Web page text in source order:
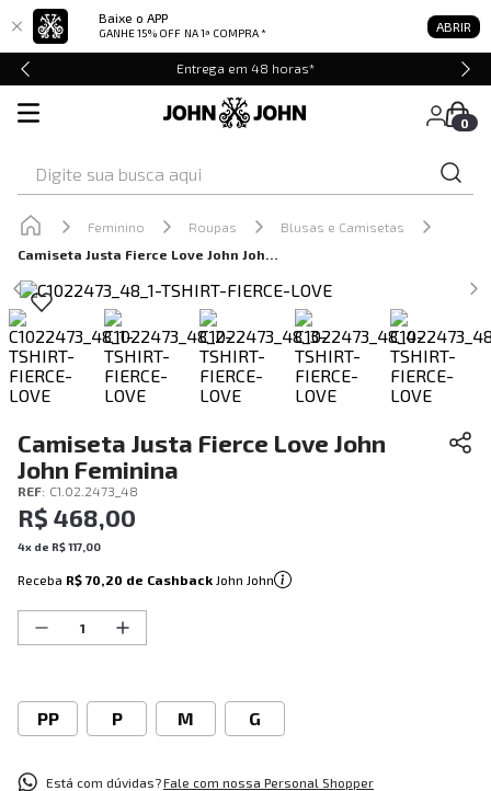
Baixe o APP
GANHE 15% OFF NA 1ª COMPRA * ABRIR
Entrega em 48 horas*
0
Feminino Roupas
Blusas e Camisetas
Camiseta Justa Fierce Love John John Feminina
Camiseta Justa Fierce Love John
John Feminina
REF: C1.02.2473_48
R$ 468,00
4x de R$117 00
Receba R$ 70,20 de Cashback John John
PP P M G
Está com dúvidas?Fale com nossa Personal Shopper